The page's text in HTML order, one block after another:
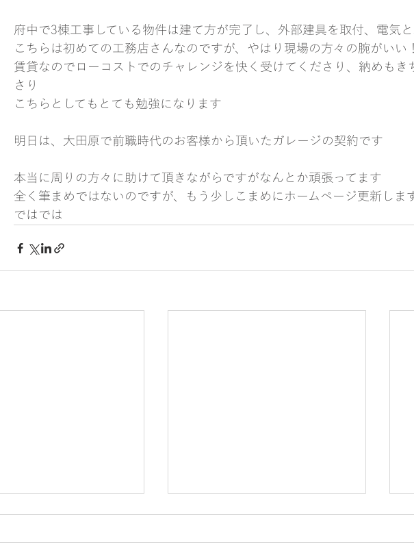
府中で3棟工事している物件は建て方が完了し、外部建具を取付、電気
こちらは初めての工務店さんなのですが、やはり現場の方々の腕がいい
賃貸なのでローコストでのチャレンジを快く受けてくださり、納めもき
さり
こちらとしてもとても勉強になります
明日は、大田原で前職時代のお客様から頂いたガレージの契約です
本当に周りの方々に助けて頂きながらですがなんとか頑張ってます
全く筆まめではないのですが、もう少しこまめにホームページ更新しま
ではでは